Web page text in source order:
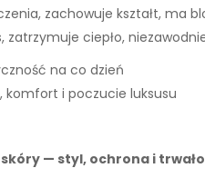
zachowuje kształt, ma
zatrzymuje ciepło,
na co dzień
komfort i poczucie luksusu
— styl, ochrona i